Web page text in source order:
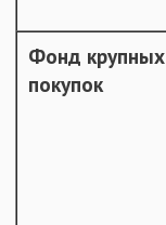
Фонд крупных
покупок